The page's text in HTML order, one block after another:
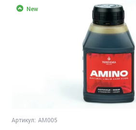
New
Артикул: AM005